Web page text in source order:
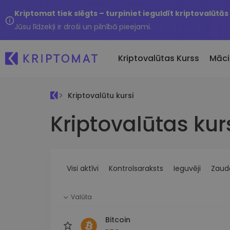
Kriptomat tiek slēgts – turpiniet ieguldīt kriptovalūtās
Jūsu līdzekļi ir droši un pilnībā pieejami.
Kriptovalūtas Kurss
Visas cenas
Vairāk nekā 300 kriptovalūtu Nesen
Pērciet vairāk nekā 300
kriptovalūtas
iespējas
Kriptovalūtu kursi
Kriptovalūtas
Visi aktīvi Kontrolsaraksts Ieguvēji
Valūta
Bitcoin